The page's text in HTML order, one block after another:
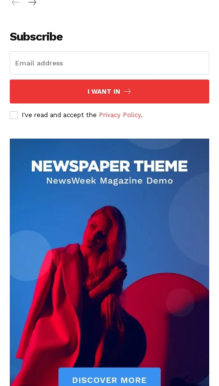
DOWNLOAD NOW
AIN NEWS 1
Contact Us
About Us
Privacy Policy
Terms of Use Agreement
Facebook
X WhatsApp
Share
Subscribe
I WANT IN
I've read and accept the Privacy Policy.